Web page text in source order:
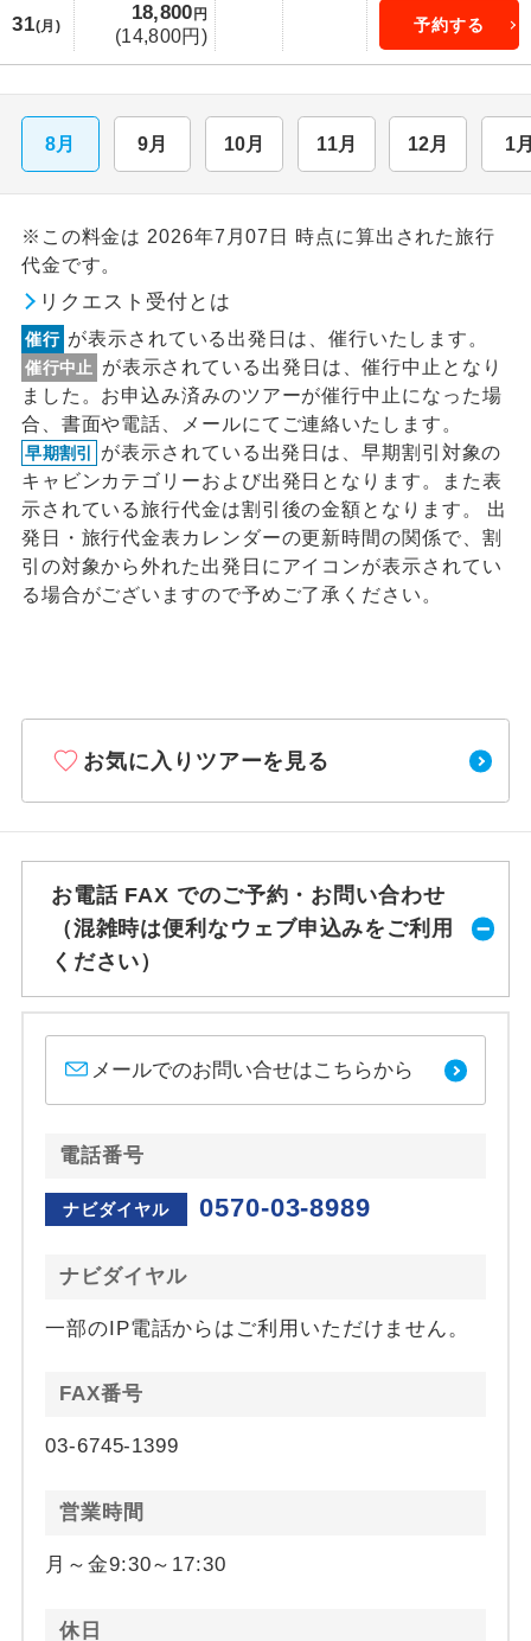
31(月)
18,800 円
(14,800円)
予約する
8月 9月 10月 11月 12月 1
※この料金は 2026年7月07日 時点に算出された旅行
代金です。
リクエスト受付とは
催行 が表示されている出発日は、催行いたします。
催行中止
が表示されている出発日は、催行中止となり
ました。お申込み済みのツアーが催行中止になった場
合、書面や電話、メールにてご連絡いたします。
早期割引
が表示されている出発日は、早期割引対象の
キャビンカテゴリーおよび出発日となります。また表
示されている旅行代金は割引後の金額となります。 出
発日・旅行代金表カレンダーの更新時間の関係で、割
引の対象から外れた出発日にアイコンが表示されてい
る場合がございますので予めご了承ください。
お気に入りツアーを見る
お電話 FAX でのご予約・お問い合わせ
（混雑時は便利なウェブ申込みをご利用
ください）
メールでのお問い合せはこちらから
電話番号
ナビダイヤル 0570-03-8989
ナビダイヤル
一部のIP電話からはご利用いただけません。
FAX番号
03-6745-1399
営業時間
月～金9:30～17:30
休日